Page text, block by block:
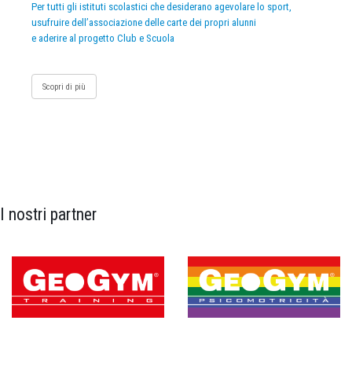
Per tutti gli istituti scolastici che desiderano agevolare lo sport,
usufruire dell’associazione delle carte dei propri alunni
e aderire al progetto Club e Scuola
Scopri di più
I nostri partner